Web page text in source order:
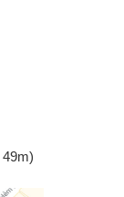
49m)